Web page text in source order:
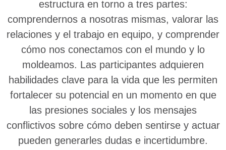
estructura en torno a tres partes:
comprendernos a nosotras mismas, valorar las
relaciones y el trabajo en equipo, y comprender
cómo nos conectamos con el mundo y lo
moldeamos. Las participantes adquieren
habilidades clave para la vida que les permiten
fortalecer su potencial en un momento en que
las presiones sociales y los mensajes
conflictivos sobre cómo deben sentirse y actuar
pueden generarles dudas e incertidumbre.